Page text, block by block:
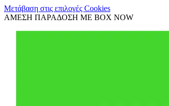
Μετάβαση στις επιλογές Cookies
ΑΜΕΣΗ ΠΑΡΑΔΟΣΗ ΜΕ BOX NOW